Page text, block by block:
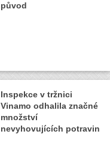
původ
Inspekce v tržnici
Vinamo odhalila značné
množství
nevyhovujících potravin